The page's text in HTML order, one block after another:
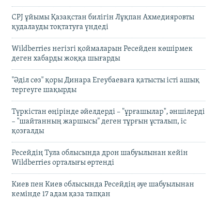
CPJ ұйымы Қазақстан билігін Лұқпан Ахмедияровты
қудалауды тоқтатуға үндеді
Wildberries негізгі қоймаларын Ресейден көшірмек
деген хабарды жоққа шығарды
"Әділ сөз" қоры Динара Егеубаеваға қатысты істі ашық
тергеуге шақырды
Түркістан өңірінде әйелдерді – "ұрғашылар", әншілерді
– "шайтанның жаршысы" деген тұрғын ұсталып, іс
қозғалды
Ресейдің Тула облысында дрон шабуылынан кейін
Wildberries орталығы өртенді
Киев пен Киев облысында Ресейдің әуе шабуылынан
кемінде 17 адам қаза тапқан